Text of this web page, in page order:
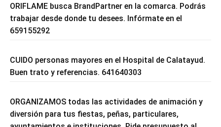
ORIFLAME busca BrandPartner en la comarca. Podrás
trabajar desde donde tu desees. Infórmate en el
659155292
CUIDO personas mayores en el Hospital de Calatayud.
Buen trato y referencias. 641640303
ORGANIZAMOS todas las actividades de animación y
diversión para tus fiestas, peñas, particulares,